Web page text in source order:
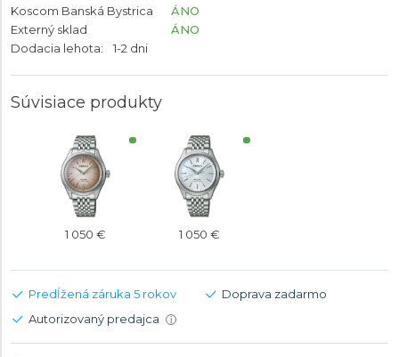
Koscom Banská Bystrica
ÁNO
Externý sklad
ÁNO
Dodacia lehota:
1-2 dni
Súvisiace produkty
1 050 € 1 050 €
Predĺžená záruka 5 rokov
Doprava zadarmo
Autorizovaný predajca
i